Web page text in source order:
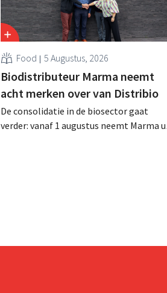
Food 5 Augustus, 2026
Biodistributeur Marma neemt
acht merken over van Distribio
De consolidatie in de biosector gaat
verder: vanaf 1 augustus neemt Marma